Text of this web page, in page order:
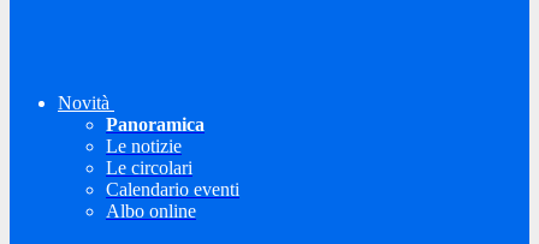
Novità
Panoramica
Le notizie
Le circolari
Calendario eventi
Albo online